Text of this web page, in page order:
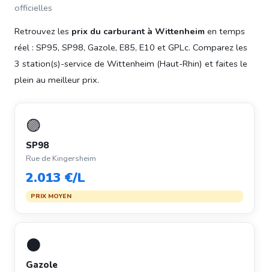
officielles
Retrouvez les prix du carburant à Wittenheim en temps
réel : SP95, SP98, Gazole, E85, E10 et GPLc. Comparez les
3 station(s)-service de Wittenheim (Haut-Rhin) et faites le
plein au meilleur prix.
🟣
SP98
Rue de Kingersheim
2.013 €/L
PRIX MOYEN
⚫
Gazole